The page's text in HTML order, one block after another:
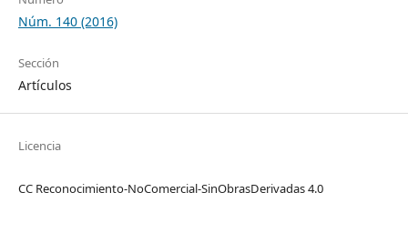
Núm. 140 (2016)
Sección
Artículos
Licencia
CC Reconocimiento-NoComercial-SinObrasDerivadas 4.0